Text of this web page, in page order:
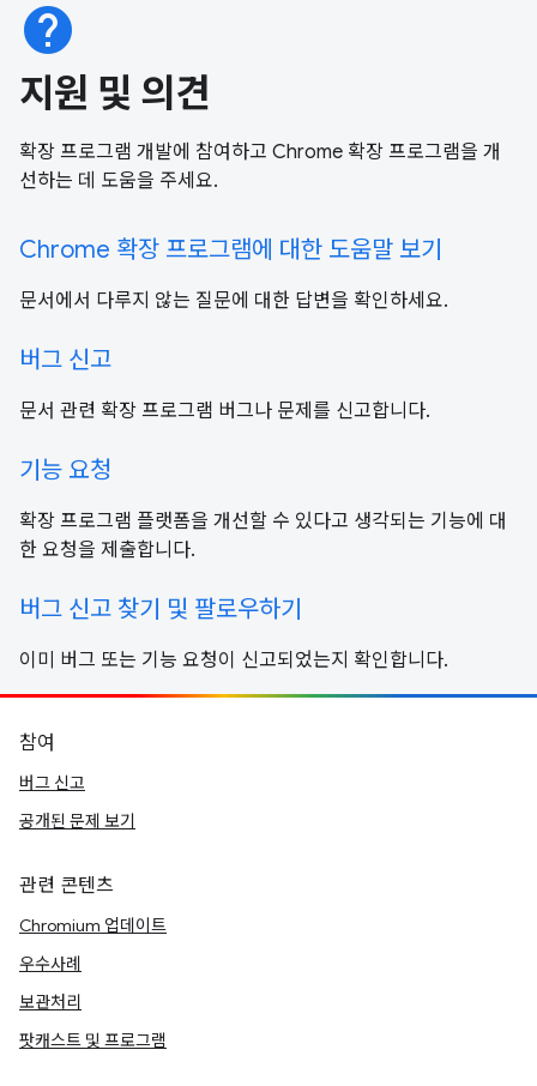
help
지원 및 의견
확장 프로그램 개발에 참여하고 Chrome 확장 프로그램을 개
선하는 데 도움을 주세요.
Chrome 확장 프로그램에 대한 도움말 보기
문서에서 다루지 않는 질문에 대한 답변을 확인하세요.
버그 신고
문서 관련 확장 프로그램 버그나 문제를 신고합니다.
기능 요청
확장 프로그램 플랫폼을 개선할 수 있다고 생각되는 기능에 대
한 요청을 제출합니다.
버그 신고 찾기 및 팔로우하기
이미 버그 또는 기능 요청이 신고되었는지 확인합니다.
참여
버그 신고
공개된 문제 보기
관련 콘텐츠
Chromium 업데이트
우수사례
보관처리
팟캐스트 및 프로그램